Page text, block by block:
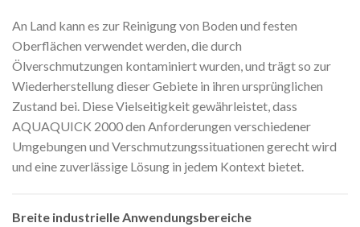
An Land kann es zur Reinigung von Boden und festen
Oberflächen verwendet werden, die durch
Ölverschmutzungen kontaminiert wurden, und trägt so zur
Wiederherstellung dieser Gebiete in ihren ursprünglichen
Zustand bei. Diese Vielseitigkeit gewährleistet, dass
AQUAQUICK 2000 den Anforderungen verschiedener
Umgebungen und Verschmutzungssituationen gerecht wird
und eine zuverlässige Lösung in jedem Kontext bietet.
Breite industrielle Anwendungsbereiche